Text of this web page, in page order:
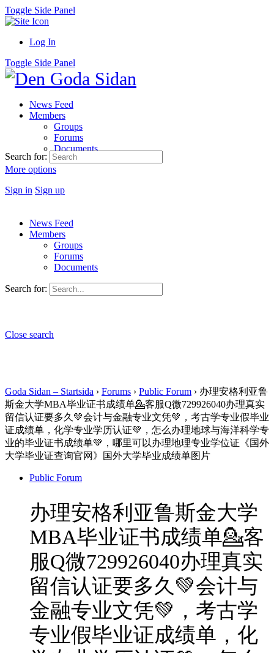
Toggle Side Panel
Log In
Toggle Side Panel
News Feed
Members
Groups
Forums
Documents
More options
Sign in Sign up
Search for:
News Feed
Members
Groups
Forums
Documents
Search for:
Close search
Goda Sidan – Startsida › Forums › Public Forum › 办理安格利亚鲁
斯金大学MBA毕业证书成绩单💁客服Q微729926040办理真实
留信认证要多久💚会计与金融专业文凭💚，考古学专业假毕业
证成绩单，化学专业学历认证💚，怎么办理地球与海洋科学专
业的毕业证书成绩单💚，哪里可以办理地理专业学位证《国外
大学毕业证查询官网》国外大学毕业成绩单图片
Public Forum
办理安格利亚鲁斯金大学
MBA毕业证书成绩单💁客
服Q微729926040办理真实
留信认证要多久💚会计与
金融专业文凭💚，考古学
专业假毕业证成绩单，化